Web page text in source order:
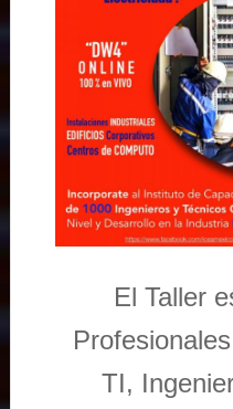
El Taller
TI,